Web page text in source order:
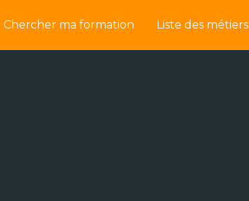
Chercher ma formation Liste des métiers